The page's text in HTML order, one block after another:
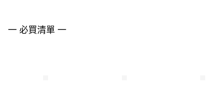
一 必買清單 一